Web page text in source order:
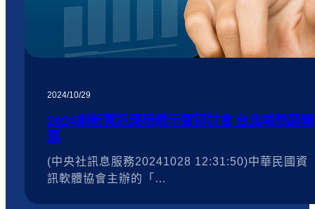
2024/10/29
2024創新資訊應用展示暨研討會 台北場熱鬧開
展
(中央社訊息服務20241028 12:31:50)中華民國資
訊軟體協會主辦的「…